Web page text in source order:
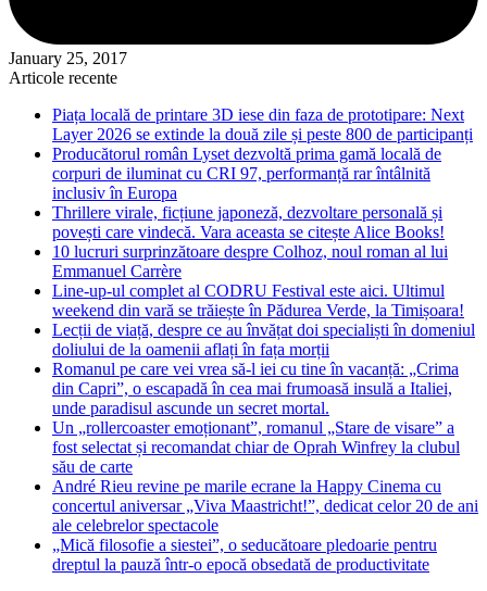
January 25, 2017
Articole recente
Piața locală de printare 3D iese din faza de prototipare: Next
Layer 2026 se extinde la două zile și peste 800 de participanți
Producătorul român Lyset dezvoltă prima gamă locală de
corpuri de iluminat cu CRI 97, performanță rar întâlnită
inclusiv în Europa
Thrillere virale, ficțiune japoneză, dezvoltare personală și
povești care vindecă. Vara aceasta se citește Alice Books!
10 lucruri surprinzătoare despre Colhoz, noul roman al lui
Emmanuel Carrère
Line-up-ul complet al CODRU Festival este aici. Ultimul
weekend din vară se trăiește în Pădurea Verde, la Timișoara!
Lecții de viață, despre ce au învățat doi specialiști în domeniul
doliului de la oamenii aflați în fața morții
Romanul pe care vei vrea să-l iei cu tine în vacanță: „Crima
din Capri”, o escapadă în cea mai frumoasă insulă a Italiei,
unde paradisul ascunde un secret mortal.
Un „rollercoaster emoționant”, romanul „Stare de visare” a
fost selectat și recomandat chiar de Oprah Winfrey la clubul
său de carte
André Rieu revine pe marile ecrane la Happy Cinema cu
concertul aniversar „Viva Maastricht!”, dedicat celor 20 de ani
ale celebrelor spectacole
„Mică filosofie a siestei”, o seducătoare pledoarie pentru
dreptul la pauză într-o epocă obsedată de productivitate